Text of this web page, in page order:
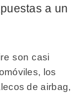
a un
son casi
los
de airbag,